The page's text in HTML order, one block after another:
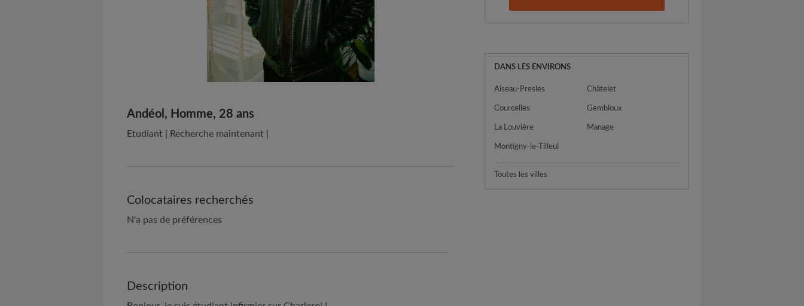
Andéol, Homme, 28 ans
Etudiant | Recherche maintenant |
Colocataires recherchés
N'a pas de préférences
Description
DANS LES ENVIRONS
Aiseau-Presles Châtelet
Courcelles Gembloux
La Louvière Manage
Montigny-le-Tilleul
Toutes les villes